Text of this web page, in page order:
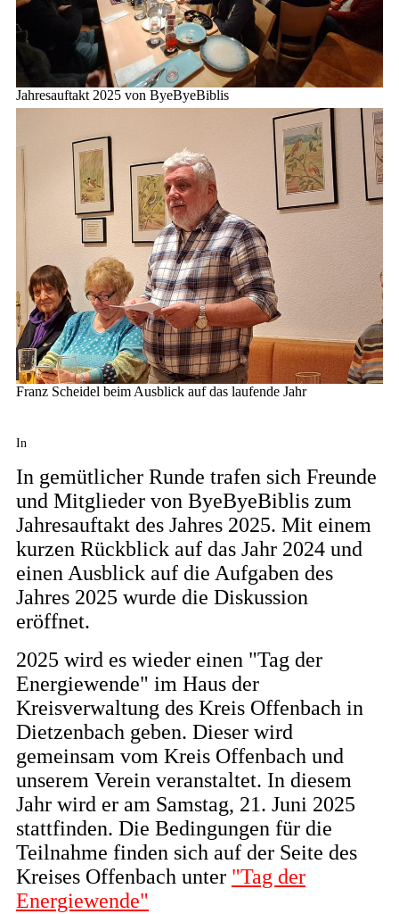
Jahresauftakt 2025 von ByeByeBiblis
Franz Scheidel beim Ausblick auf das laufende Jahr
In
In gemütlicher Runde trafen sich Freunde
und Mitglieder von ByeByeBiblis zum
Jahresauftakt des Jahres 2025. Mit einem
kurzen Rückblick auf das Jahr 2024 und
einen Ausblick auf die Aufgaben des
Jahres 2025 wurde die Diskussion
eröffnet.
2025 wird es wieder einen "Tag der
Energiewende" im Haus der
Kreisverwaltung des Kreis Offenbach in
Dietzenbach geben. Dieser wird
gemeinsam vom Kreis Offenbach und
unserem Verein veranstaltet. In diesem
Jahr wird er am Samstag, 21. Juni 2025
stattfinden. Die Bedingungen für die
Teilnahme finden sich auf der Seite des
Kreises Offenbach unter "Tag der
Energiewende"